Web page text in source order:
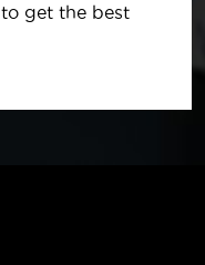
to get the best